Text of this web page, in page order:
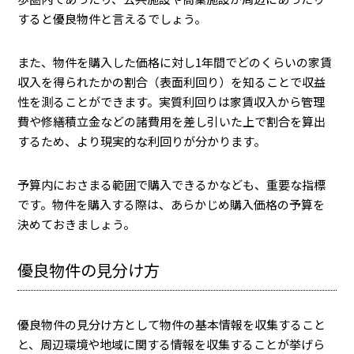
すると優良物件と言えるでしょう。
また、物件を購入した価格に対し1年間でどのくらいの家賃
収入を得られたかの割合（表面利回り）を知ることで収益
性を測ることができます。実質利回りは家賃収入から管理
費や修繕積立金などの諸費用を差し引いた上で割合を算出
するため、より現実的な利回りが分かります。
予算内におさまる範囲で購入できるかなども、重要な指標
です。物件を購入する際は、あらかじめ購入価格の予算を
決めておきましょう。
優良物件の見分け方
優良物件の見分け方として物件の基本情報を収集すること
と、周辺環境や地域に関する情報を収集することが挙げら